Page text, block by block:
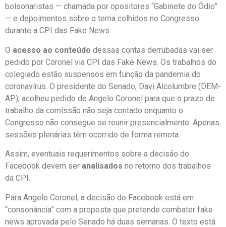
bolsonaristas — chamada por opositores “Gabinete do Ódio”
— e depoimentos sobre o tema colhidos no Congresso
durante a CPI das Fake News.
O acesso ao conteúdo dessas contas derrubadas vai ser
pedido por Coronel via CPI das Fake News. Os trabalhos do
colegiado estão suspensos em função da pandemia do
coronavírus. O presidente do Senado, Davi Alcolumbre (DEM-
AP), acolheu pedido de Angelo Coronel para que o prazo de
trabalho da comissão não seja contado enquanto o
Congresso não consegue se reunir presencialmente. Apenas
sessões plenárias têm ocorrido de forma remota.
Assim, eventuais requerimentos sobre a decisão do
Facebook devem ser analisados no retorno dos trabalhos
da CPI.
Para Angelo Coronel, a decisão do Facebook está em
“consonância” com a proposta que pretende combater fake
news aprovada pelo Senado há duas semanas. O texto está